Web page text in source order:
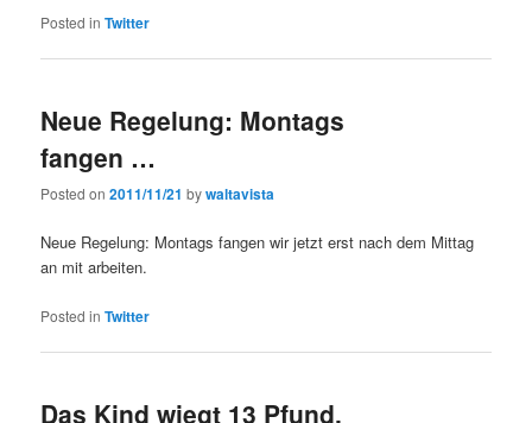
Posted in Twitter
Neue Regelung: Montags
fangen …
Posted on2011/11/21 bywaltavista
Neue Regelung: Montags fangen wir jetzt erst nach dem Mittag
an mit arbeiten.
Posted in Twitter
Das Kind wiegt 13 Pfund.